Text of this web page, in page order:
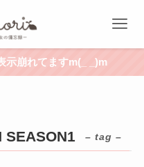
示崩れてますm(_ _)m
SEASON1 – tag –